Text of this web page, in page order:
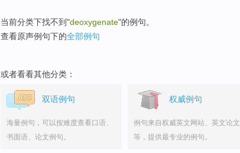
当前分类下找不到"deoxygenate"的例句。
查看原声例句下的全部例句
或者看看其他分类：
双语例句
海量例句，可以按难度查看口语、
书面语、论文例句。
权威例句
例句来自权威英文网站、英文论文
等，提供最专业的例句。